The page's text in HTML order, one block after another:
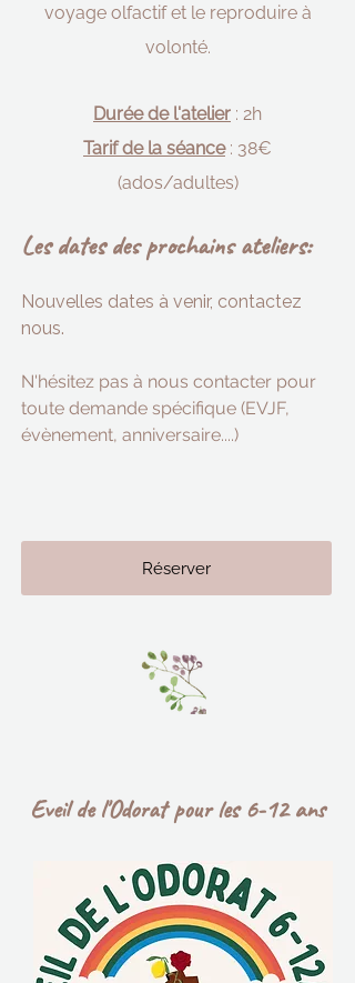
voyage olfactif et le reproduire à
volonté.
Durée de l'atelier : 2h
Tarif de la séance: 38€
(ados/adultes)
Les dates des prochains ateliers:
Nouvelles dates à venir, contactez
nous.
N'hésitez pas à nous contacter pour
toute demande spécifique (EVJF,
évènement, anniversaire....)
Réserver
Eveil de l'Odorat pour les 6-12 ans